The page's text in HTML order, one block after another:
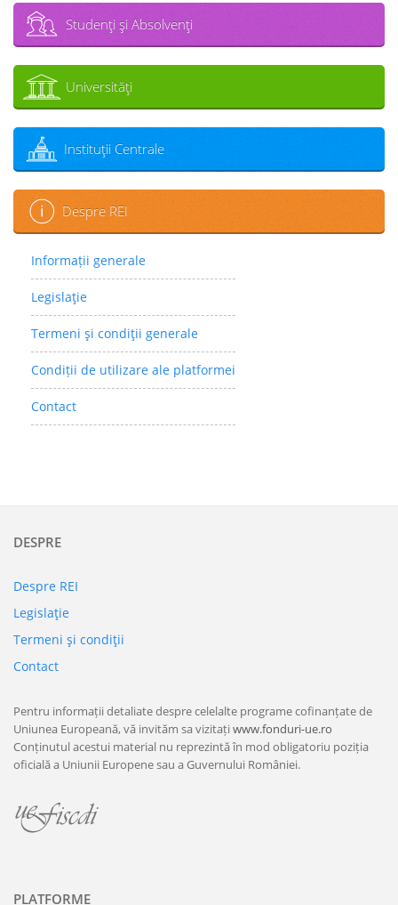
Studenţi şi Absolvenţi
Universităţi
Instituţii Centrale
Despre REI
Informații generale
Legislaţie
Termeni şi condiţii generale
Condiții de utilizare ale platformei
Contact
DESPRE
Despre REI
Legislaţie
Termeni şi condiţii
Contact
Pentru informații detaliate despre celelalte programe cofinanțate de
Uniunea Europeană, vă invităm sa vizitațiwww.fonduri-ue.ro
Conținutul acestui material nu reprezintă în mod obligatoriu poziția
oficială a Uniunii Europene sau a Guvernului României.
PLATFORME